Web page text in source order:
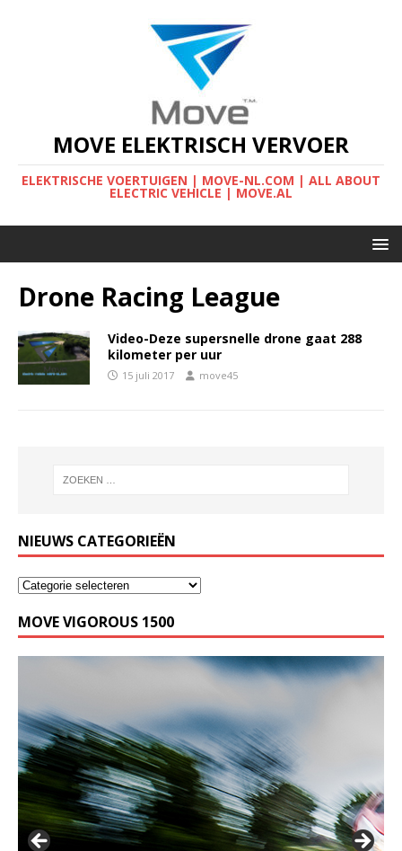
MOVE ELEKTRISCH VERVOER
ELEKTRISCHE VOERTUIGEN | MOVE-NL.COM | ALL ABOUT
ELECTRIC VEHICLE | MOVE.AL
Drone Racing League
Video-Deze supersnelle drone gaat 288
kilometer per uur
15 juli 2017 move45
NIEUWS CATEGORIEËN
MOVE VIGOROUS 1500